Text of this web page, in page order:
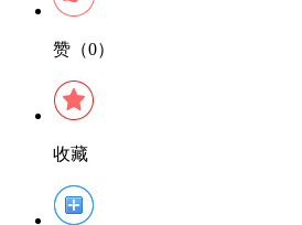
赞（0）
收藏